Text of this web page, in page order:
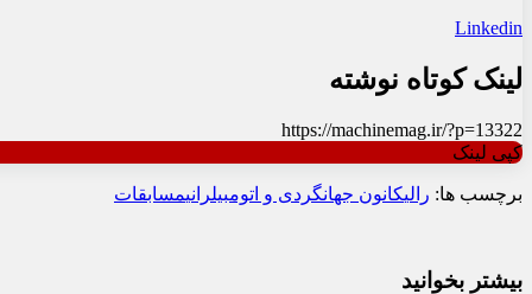
Linkedin
لینک کوتاه نوشته
https://machinemag.ir/?p=13322
کپی لینک
برچسب ها: رالیکانون جهانگردی و اتومبیلرانیمسابقات
بیشتر بخوانید